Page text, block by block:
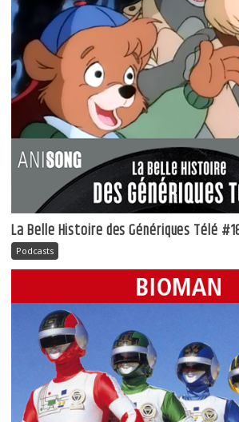
La Belle Histoire des Génériques Télé
Podcasts